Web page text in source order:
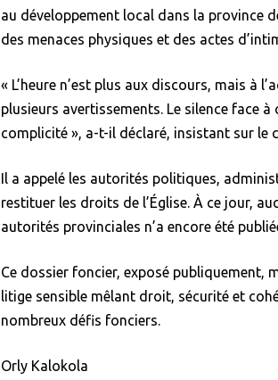
au développement local dans la province
des menaces physiques et des actes
« L’heure n’est plus aux discours, mais à
plusieurs avertissements. Le silence face
complicité », a-t-il déclaré, insistant sur le
Il a appelé les autorités politiques,
restituer les droits de l’Église. À ce jour,
autorités provinciales n’a encore été
Ce dossier foncier, exposé publiquement,
litige sensible mêlant droit, sécurité et
nombreux défis fonciers.
Orly Kalokola